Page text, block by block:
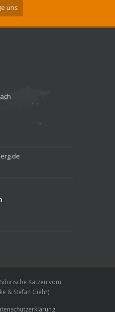
uns
Katzen vom
& Stefan Giehr)